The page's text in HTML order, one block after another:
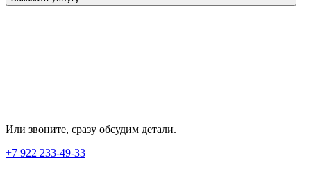
Или звоните, сразу обсудим детали.
+7 922 233-49-33